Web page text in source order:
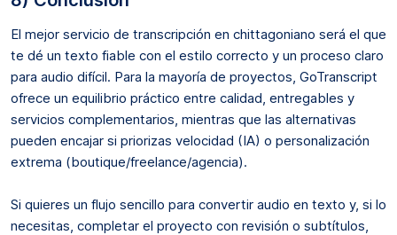
El mejor servicio de transcripción en chittagoniano será el que
te dé un texto fiable con el estilo correcto y un proceso claro
para audio difícil. Para la mayoría de proyectos, GoTranscript
ofrece un equilibrio práctico entre calidad, entregables y
servicios complementarios, mientras que las alternativas
pueden encajar si priorizas velocidad (IA) o personalización
extrema (boutique/freelance/agencia).
Si quieres un flujo sencillo para convertir audio en texto y, si lo
necesitas, completar el proyecto con revisión o subtítulos,